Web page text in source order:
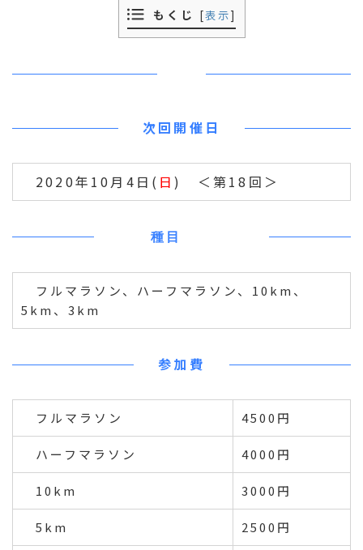
もくじ [表示]
次回開催日
2020年10月4日( 日) ＜第18回＞
種目
フルマラソン、ハーフマラソン、10km、
5km、3km
参加費
フルマラソン 4500円
ハーフマラソン 4000円
10km 3000円
5km 2500円